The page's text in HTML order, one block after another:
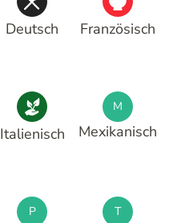
Deutsch Französisch
Italienisch
M
Mexikanisch
P T